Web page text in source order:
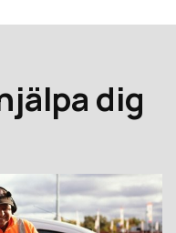
dig